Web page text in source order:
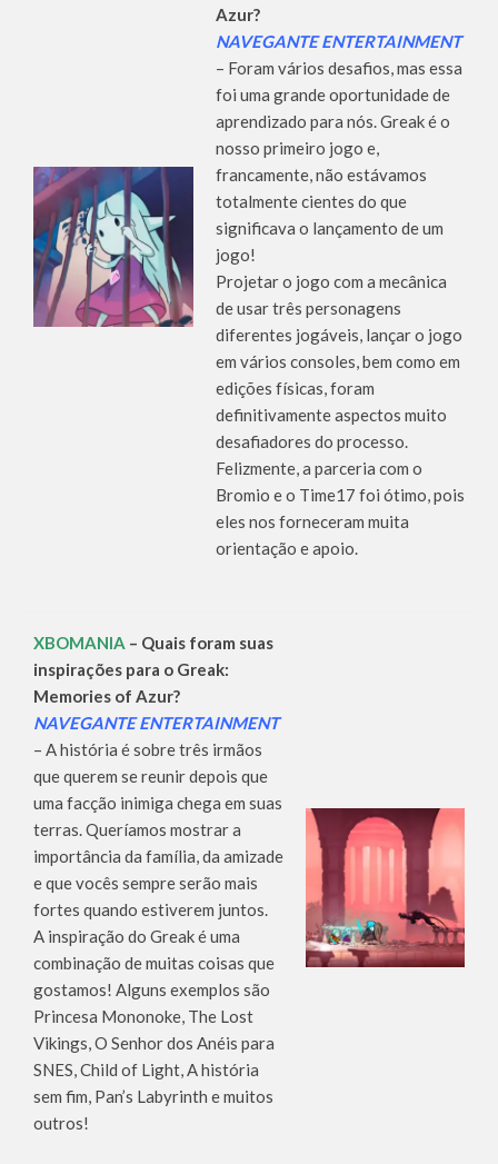
Azur?
NAVEGANTE ENTERTAINMENT
– Foram vários desafios, mas essa
foi uma grande oportunidade de
aprendizado para nós. Greak é o
nosso primeiro jogo e,
francamente, não estávamos
totalmente cientes do que
significava o lançamento de um
jogo!
Projetar o jogo com a mecânica
de usar três personagens
diferentes jogáveis, lançar o jogo
em vários consoles, bem como em
edições físicas, foram
definitivamente aspectos muito
desafiadores do processo.
Felizmente, a parceria com o
Bromio e o Time17 foi ótimo, pois
eles nos forneceram muita
orientação e apoio.
XBOMANIA – Quais foram suas
inspirações para o Greak:
Memories of Azur?
NAVEGANTE ENTERTAINMENT
– A história é sobre três irmãos
que querem se reunir depois que
uma facção inimiga chega em suas
terras. Queríamos mostrar a
importância da família, da amizade
e que vocês sempre serão mais
fortes quando estiverem juntos.
A inspiração do Greak é uma
combinação de muitas coisas que
gostamos! Alguns exemplos são
Princesa Mononoke, The Lost
Vikings, O Senhor dos Anéis para
SNES, Child of Light, A história
sem fim, Pan’s Labyrinth e muitos
outros!